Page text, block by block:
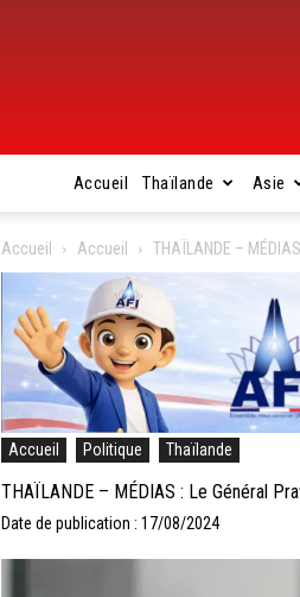
Accueil Thaïlande Asie
Accueil Accueil THAÏLANDE –
Accueil Politique Thaïlande
THAÏLANDE – MÉDIAS : Le Général
Date de publication : 17/08/2024